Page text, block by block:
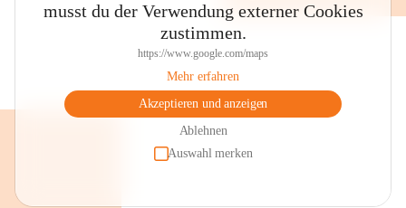
musst du der Verwendung externer Cookies
zustimmen.
https://www.google.com/maps
Mehr erfahren
Akzeptieren und anzeigen
Ablehnen
Auswahl merken